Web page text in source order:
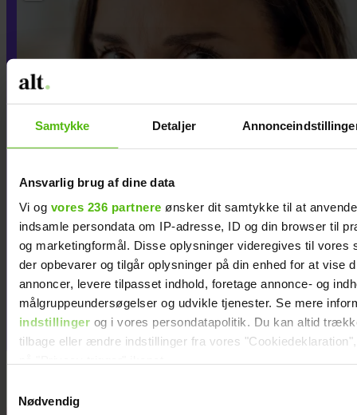
Samtykke Detaljer
Ansvarlig brug af dine data
Vi og vores 236 partnere ønsker dit samtykke til at
indsamle persondata om IP-adresse, ID og din browser til
og marketingformål. Disse oplysninger videregives til vores
der opbevarer og tilgår oplysninger på din enhed for at vise
annoncer, levere tilpasset indhold, foretage annonce- og
målgruppeundersøgelser og udvikle tjenester. Se mere
indstillingerog i vores persondatapolitik. Du kan altid
tilbage eller ændre indstillinger fra vores
Dine valg anvendes på hele websitet.
Nødvendig
Jeg vil aldrig tilgive min
eksmand for det, han
gjorde, efter jeg forlod ham